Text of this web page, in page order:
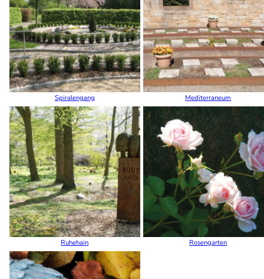
Spiralengang Mediterraneum
Ruhehain Rosengarten